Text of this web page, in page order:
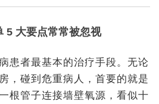
5 大要点常常被忽视
患者最基本的治疗手段。无论
，碰到危重病人，首要的就是
根管子连接墙壁氧源，看似十